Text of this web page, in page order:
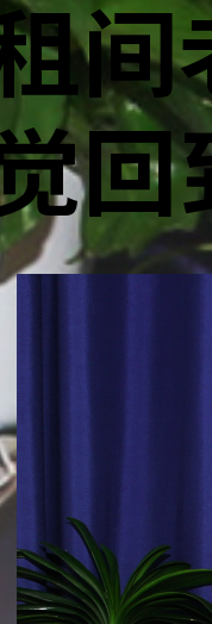
间
回